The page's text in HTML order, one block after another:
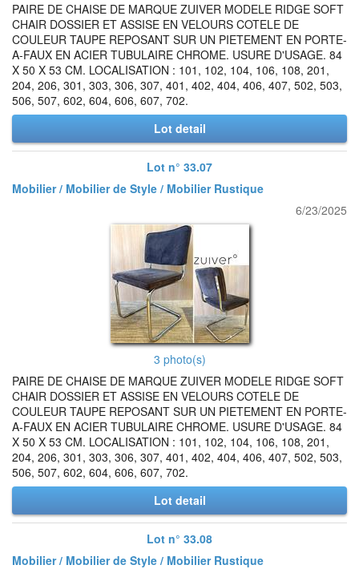
PAIRE DE CHAISE DE MARQUE ZUIVER MODELE RIDGE SOFT
CHAIR DOSSIER ET ASSISE EN VELOURS COTELE DE
COULEUR TAUPE REPOSANT SUR UN PIETEMENT EN PORTE-
A-FAUX EN ACIER TUBULAIRE CHROME. USURE D'USAGE. 84
X 50 X 53 CM. LOCALISATION : 101, 102, 104, 106, 108, 201,
204, 206, 301, 303, 306, 307, 401, 402, 404, 406, 407, 502, 503,
506, 507, 602, 604, 606, 607, 702.
Lot detail
Lot n° 33.07
Mobilier / Mobilier de Style / Mobilier Rustique
6/23/2025
3 photo(s)
PAIRE DE CHAISE DE MARQUE ZUIVER MODELE RIDGE SOFT
CHAIR DOSSIER ET ASSISE EN VELOURS COTELE DE
COULEUR TAUPE REPOSANT SUR UN PIETEMENT EN PORTE-
A-FAUX EN ACIER TUBULAIRE CHROME. USURE D'USAGE. 84
X 50 X 53 CM. LOCALISATION : 101, 102, 104, 106, 108, 201,
204, 206, 301, 303, 306, 307, 401, 402, 404, 406, 407, 502, 503,
506, 507, 602, 604, 606, 607, 702.
Lot detail
Lot n° 33.08
Mobilier / Mobilier de Style / Mobilier Rustique